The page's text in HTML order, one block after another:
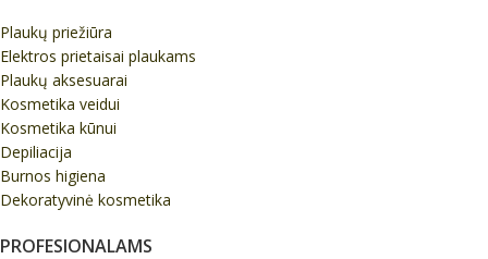
Plaukų priežiūra
Elektros prietaisai plaukams
Plaukų aksesuarai
Kosmetika veidui
Kosmetika kūnui
Depiliacija
Burnos higiena
Dekoratyvinė kosmetika
PROFESIONALAMS